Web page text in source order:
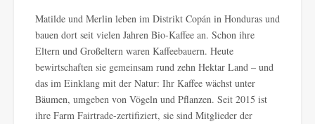
Matilde und Merlin leben im Distrikt Copán in Honduras und
bauen dort seit vielen Jahren Bio-Kaffee an. Schon ihre
Eltern und Großeltern waren Kaffeebauern. Heute
bewirtschaften sie gemeinsam rund zehn Hektar Land – und
das im Einklang mit der Natur: Ihr Kaffee wächst unter
Bäumen, umgeben von Vögeln und Pflanzen. Seit 2015 ist
ihre Farm Fairtrade-zertifiziert, sie sind Mitglieder der